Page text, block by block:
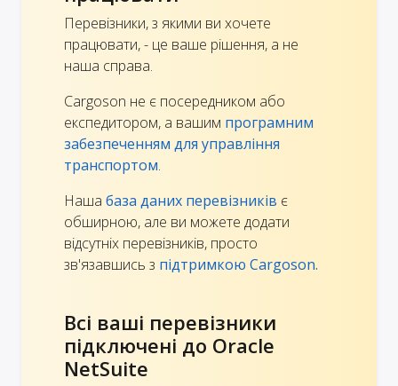
Перевізники, з якими ви хочете
працювати, - це ваше рішення, а не
наша справа.
Cargoson не є посередником або
експедитором, а вашим програмним
забезпеченням для управління
транспортом.
Наша база даних перевізників є
обширною, але ви можете додати
відсутніх перевізників, просто
зв'язавшись з підтримкою Cargoson.
Всі ваші перевізники
підключені до Oracle
NetSuite